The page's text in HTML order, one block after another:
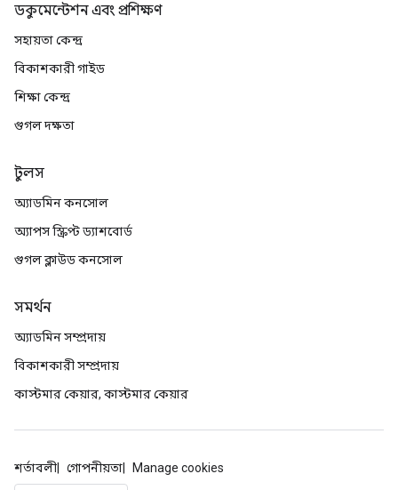
ডকুমেন্টেশন এবং প্রশিক্ষণ
সহায়তা কেন্দ্র
বিকাশকারী গাইড
শিক্ষা কেন্দ্র
গুগল দক্ষতা
টুলস
অ্যাডমিন কনসোল
অ্যাপস স্ক্রিপ্ট ড্যাশবোর্ড
গুগল ক্লাউড কনসোল
সমর্থন
অ্যাডমিন সম্প্রদায়
বিকাশকারী সম্প্রদায়
কাস্টমার কেয়ার, কাস্টমার কেয়ার
শর্তাবলী গোপনীয়তা Manage cookies